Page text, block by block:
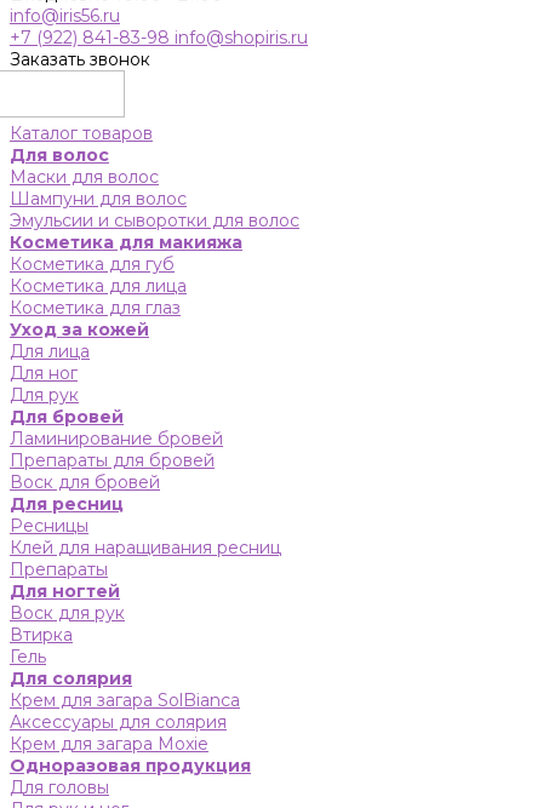
info@iris56.ru
+7 (922) 841-83-98 info@shopiris.ru
Заказать звонок
Каталог товаров
Для волос
Маски для волос
Шампуни для волос
Эмульсии и сыворотки для волос
Косметика для макияжа
Косметика для губ
Косметика для лица
Косметика для глаз
Уход за кожей
Для лица
Для ног
Для рук
Для бровей
Ламинирование бровей
Препараты для бровей
Воск для бровей
Для ресниц
Ресницы
Клей для наращивания ресниц
Препараты
Для ногтей
Воск для рук
Втирка
Гель
Для солярия
Крем для загара SolBianca
Аксессуары для солярия
Крем для загара Moxie
Одноразовая продукция
Для головы